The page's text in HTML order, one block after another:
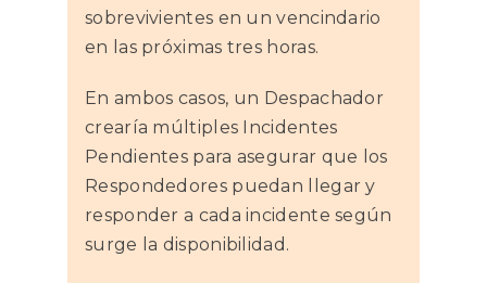
sobrevivientes en un vencindario
en las próximas tres horas.
En ambos casos, un Despachador
crearía múltiples Incidentes
Pendientes para asegurar que los
Respondedores puedan llegar y
responder a cada incidente según
surge la disponibilidad.